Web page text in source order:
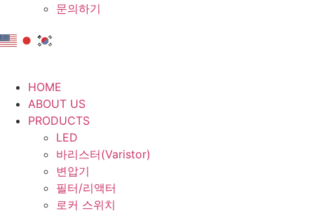
문의하기
HOME
ABOUT US
PRODUCTS
LED
바리스터(Varistor)
변압기
필터/리액터
로커 스위치